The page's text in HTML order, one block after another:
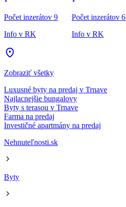
Počet inzerátov 9
Info v RK
Počet inzerátov 6
Info v RK
Zobraziť všetky
Luxusné byty na predaj v Trnave
Najlacnejšie bungalovy
Byty s terasou v Trnave
Farma na predaj
Investičné apartmány na predaj
Nehnuteľnosti.sk
Byty